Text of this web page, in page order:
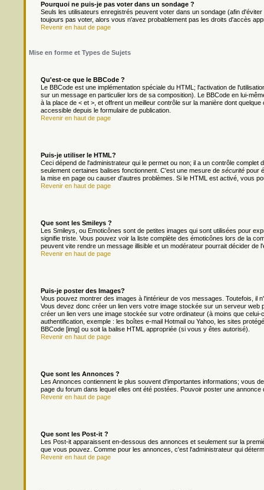
Pourquoi ne puis-je pas voter dans un sondage ?
Seuls les utilisateurs enregistrés peuvent voter dans un sondage (afin
toujours pas voter, alors vous n'avez probablement pas les droits d'accès
Revenir en haut de page
Mise en forme et Types de Sujets
Qu'est-ce que le BBCode ?
Le BBCode est une implémentation spéciale du HTML; l'activation de
sur un message en particulier lors de sa composition). Le BBCode en lui-
à la place de < et >, et offrent un meilleur contrôle sur la manière dont
accessible depuis le formulaire de publication.
Revenir en haut de page
Puis-je utiliser le HTML?
Ceci dépend de l'administrateur qui le permet ou non; il a un contrôle
seulement certaines balises fonctionnent. C'est une mesure de sécurité pour
la mise en page ou causer d'autres problèmes. Si le HTML est activé, vous
Revenir en haut de page
Que sont les Smileys ?
Les Smileys, ou Emoticônes sont de petites images qui sont utilisées pour
signifie triste. Vous pouvez voir la liste complète des émoticônes lors de la
peuvent vite rendre un message illisible et un modérateur pourrait décider de
Revenir en haut de page
Puis-je poster des Images?
Vous pouvez montrer des images à l'intérieur de vos messages. Toutefois,
Vous devez donc créer un lien vers votre image stockée sur un serveur web
créer un lien vers une image stockée sur votre ordinateur (à moins que
authentification, exemple : les boîtes e-mail Hotmail ou Yahoo, les sites
BBCode [img] ou soit la balise HTML appropriée (si vous y êtes autorisé).
Revenir en haut de page
Que sont les Annonces ?
Les Annonces contiennent le plus souvent d'importantes informations; vous
page du forum dans lequel elles ont été postées. Pouvoir poster une
Revenir en haut de page
Que sont les Post-it ?
Les Post-it apparaissent en-dessous des annonces et seulement sur la
que vous pouvez. Comme pour les annonces, c'est l'administrateur qui
Revenir en haut de page